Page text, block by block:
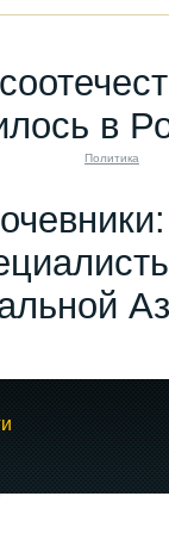
в
Политика